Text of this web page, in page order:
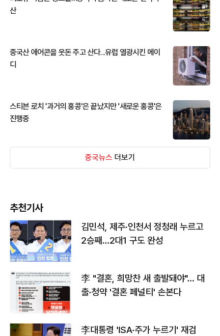
산
중국산 에어콘을 웃돈 주고 산다...유럽 열광시킨 메이
디
스티븐 로치 '과거의 홍콩'은 끝났지만 '새로운 홍콩'은
진행중
중국뉴스 더보기
추천기사
김민석, 제주·인천서 정청래 누르고
2승째…2대1 구도 완성
李 "결혼, 희망찬 새 출발돼야"… 대
출·청약 '결혼 페널티' 손본다
李대통령 'ISA·주가 누르기' 재검